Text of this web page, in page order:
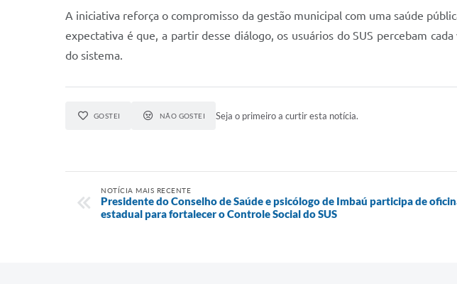
A iniciativa reforça o compromisso da gestão municipal com uma saúde
expectativa é que, a partir desse diálogo, os usuários do SUS percebam
do sistema.
GOSTEI NÃO GOSTEI Seja o primeiro a curtir esta notícia.
NOTÍCIA MAIS RECENTE
Presidente do Conselho de Saúde e psicólogo de Imbaú participa de
estadual para fortalecer o Controle Social do SUS